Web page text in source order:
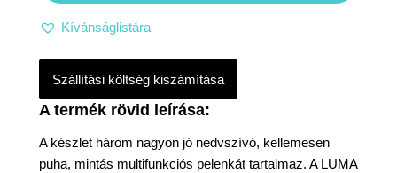
A készlet három nagyon jó nedvszívó, kellemesen
puha, mintás multifunkciós pelenkát tartalmaz. A LUMA
Kívánságlistára
Szállítási költség kiszámítása